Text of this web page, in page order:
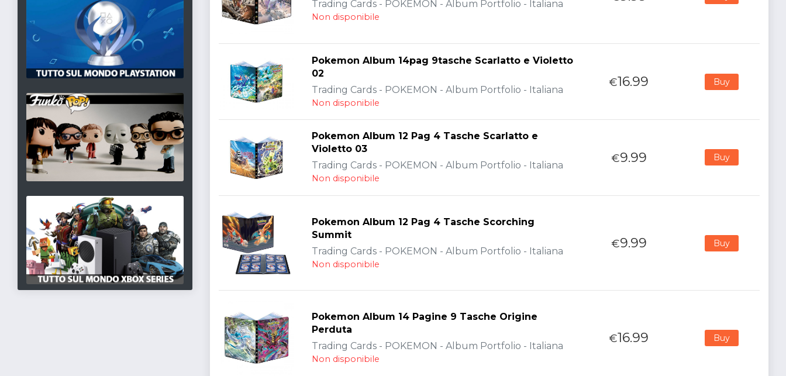
Trading Cards - POKEMON - Album Portfolio - Italiana
Non disponibile
Pokemon Album 14pag 9tasche Scarlatto e Violetto
02
Trading Cards - POKEMON - Album Portfolio - Italiana
Non disponibile
€16.99 Buy
Pokemon Album 12 Pag 4 Tasche Scarlatto e
Violetto 03
Trading Cards - POKEMON - Album Portfolio - Italiana
Non disponibile
€9.99 Buy
Pokemon Album 12 Pag 4 Tasche Scorching
Summit
Trading Cards - POKEMON - Album Portfolio - Italiana
Non disponibile
€9.99 Buy
Pokemon Album 14 Pagine 9 Tasche Origine
Perduta
Trading Cards - POKEMON - Album Portfolio - Italiana
Non disponibile
€16.99 Buy